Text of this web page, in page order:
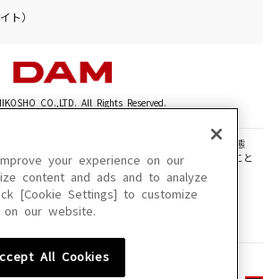
ト）
CO.,LTD. All Rights Reserved.
切の文章・画像・写真・動画・音声等を、手段や形態
囲を超えて無断で複製、転載、ファイル化などすること
よりご利用いただけない場合があります。
配信内容が変更になる場合があります。
your experience on our
content and ads and to analyze
[Cookie Settings] to customize
our website.
All Cookies